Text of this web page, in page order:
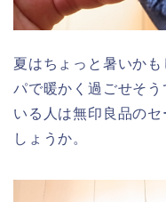
夏はちょっと暑いか
パで暖かく過ごせそ
いる人は無印良品の
しょうか。